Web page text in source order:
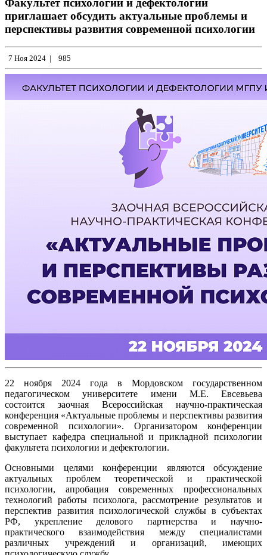
приглашает обсудить актуальные проблемы и
перспективы развития современной психологии
7 Ноя 2024 | 985
22 ноября 2024 года в Мордовском государственном
педагогическом университете имени М.Е. Евсевьева
состоится заочная Всероссийская научно-практическая
конференция «Актуальные проблемы и перспективы развития
современной психологии». Организатором конференции
выступает кафедра специальной и прикладной психологии
факультета психологии и дефектологии.
Основными целями конференции являются обсуждение
актуальных проблем теоретической и практической
психологии, апробация современных профессиональных
технологий работы психолога, рассмотрение результатов и
перспектив развития психологической службы в субъектах
РФ, укрепление делового партнерства и научно-
практического взаимодействия между специалистами
различных учреждений и организаций, имеющих